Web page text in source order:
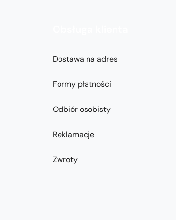
Dostawa na adres
Formy płatności
Odbiór osobisty
Reklamacje
Zwroty